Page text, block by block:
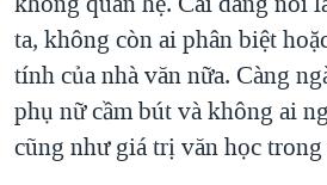
ta, không còn ai phân biệt
tính của nhà văn nữa. Càng
phụ nữ cầm bút và không ai
cũng như giá trị văn học trong